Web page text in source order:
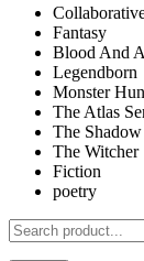
Fantasy
Blood And
Legendborn
Monster
The Atlas
The Shadow
The Witcher
Fiction
poetry